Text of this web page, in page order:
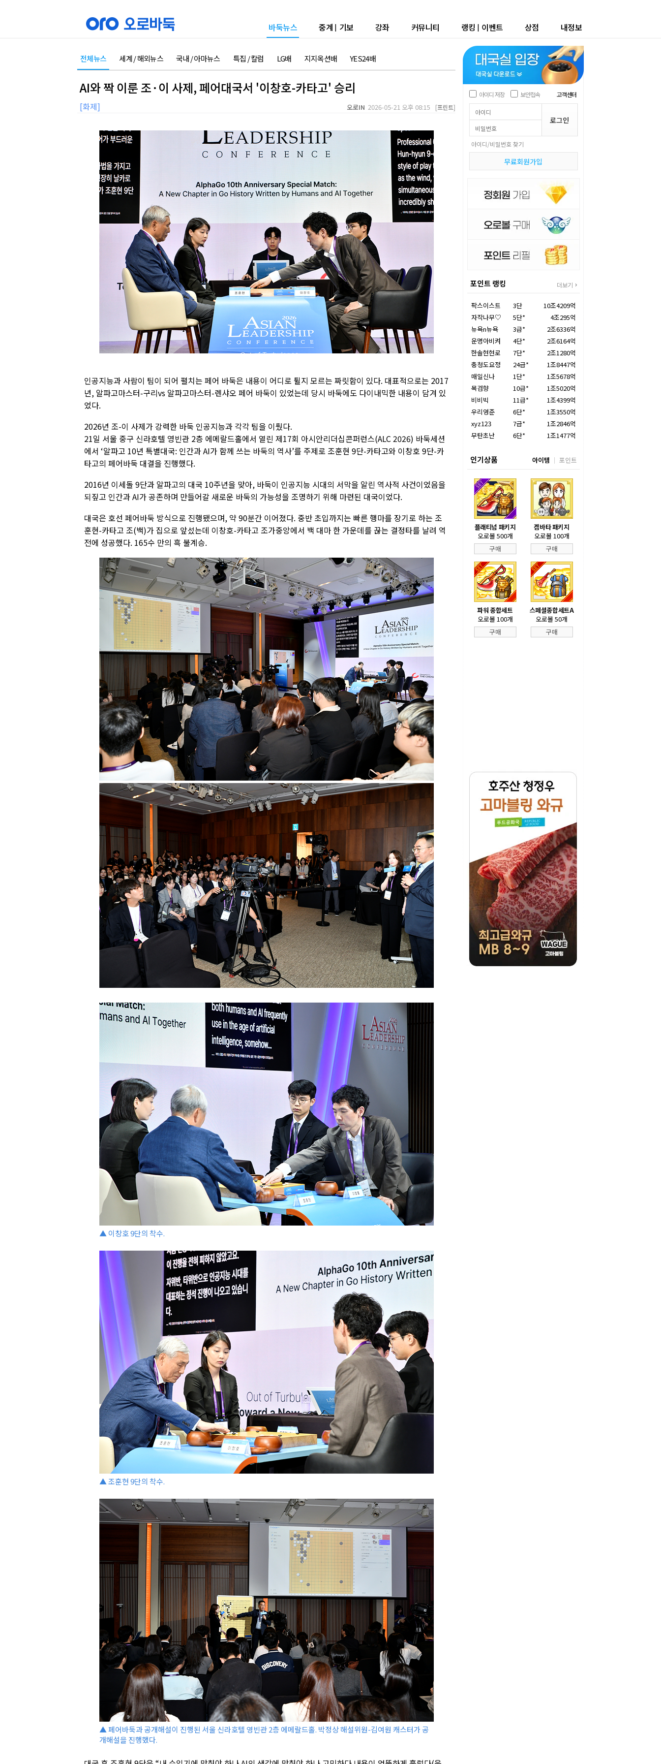
바둑뉴스 중계 | 기보 강좌 커뮤니티 랭킹 | 이벤트 상점 내정보
전체뉴스 세계 / 해외뉴스 국내 / 아마뉴스 특집 / 칼럼 LG배 지지옥션배 YES24배
AI와 짝 이룬 조·이 사제, 페어대국서 '이창호-카타고' 승리
[화제] 오로IN 2026-05-21 오후 08:15 [프린트]
인공지능과 사람이 팀이 되어 펼치는 페어 바둑은 내용이 어디로 튈지 모르는 짜릿함이 있다. 대표적으로는 2017
년, 알파고마스터-구리vs 알파고마스터-롄샤오 페어 바둑이 있었는데 당시 바둑에도 다이내믹한 내용이 담겨 있
었다.
2026년 조-이 사제가 강력한 바둑 인공지능과 각각 팀을 이뤘다.
21일 서울 중구 신라호텔 영빈관 2층 에메랄드홀에서 열린 제17회 아시안리더십콘퍼런스(ALC 2026) 바둑세션
에서 ‘알파고 10년 특별대국: 인간과 AI가 함께 쓰는 바둑의 역사’를 주제로 조훈현 9단-카타고와 이창호 9단-카
타고의 페어바둑 대결을 진행했다.
2016년 이세돌 9단과 알파고의 대국 10주년을 맞아, 바둑이 인공지능 시대의 서막을 알린 역사적 사건이었음을
되짚고 인간과 AI가 공존하며 만들어갈 새로운 바둑의 가능성을 조명하기 위해 마련된 대국이었다.
대국은 호선 페어바둑 방식으로 진행됐으며, 약 90분간 이어졌다. 중반 초입까지는 빠른 행마를 장기로 하는 조
훈현-카타고 조(백)가 집으로 앞섰는데 이창호-카타고 조가중앙에서 백 대마 한 가운데를 끊는 결정타를 날려 역
전에 성공했다. 165수 만의 흑 불계승.
▲ 이창호 9단의 착수.
▲ 조훈현 9단의 착수.
▲ 페어바둑과 공개해설이 진행된 서울 신라호텔 영빈관 2층 에메랄드홀. 박정상 해설위원-김여원 캐스터가 공
개해설을 진행했다.
아이디 저장 보안접속 고객센터
아이디/비밀번호 찾기
무료회원가입
포인트 랭킹 더보기
팍스이스트 3단
10조4209억
자작나무♡
5단*
4조295억
뉴욕n뉴욕
3급*
2조6336억
운명아비켜
4단*
2조6164억
한솔현현로
7단*
2조1280억
충청도요정
24급*
1조8447억
매일신나
1단*
1조5678억
목검향
10급*
1조5020억
비비빅
11급*
1조4399억
우리영준
6단*
1조3550억
xyz123
7급*
1조2846억
무탄초난
6단* 1조1477억
인기상품 아이템 포인트
플래티넘 패키지
오로볼 500개
구매
겜바타 패키지
오로볼 100개
구매
파워 종합세트
오로볼 100개
구매
스페셜종합세트A
오로볼 50개
구매